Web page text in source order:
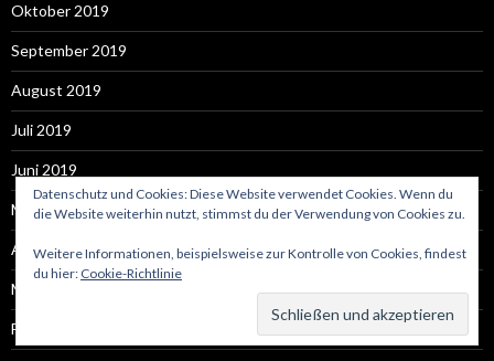
Oktober 2019
September 2019
August 2019
Juli 2019
Juni 2019
Mai 2019
April 2019
März 2019
Februar 2019
Datenschutz und Cookies: Diese Website verwendet Cookies. Wenn du
die Website weiterhin nutzt, stimmst du der Verwendung von Cookies zu.
Weitere Informationen, beispielsweise zur Kontrolle von Cookies, findest
du hier: Cookie-Richtlinie